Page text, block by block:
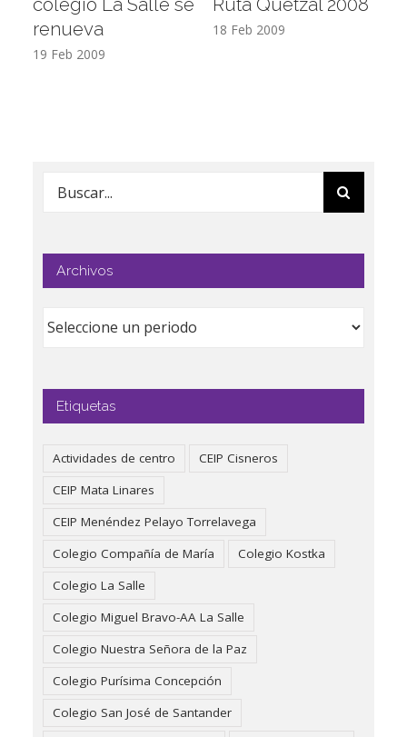
colegio La Salle se
renueva
19 Feb 2009
Ruta Quetzal 2008
18 Feb 2009
Buscar:
Archivos
Etiquetas
Actividades de centro
CEIP Cisneros
CEIP Mata Linares
CEIP Menéndez Pelayo Torrelavega
Colegio Compañía de María
Colegio Kostka
Colegio La Salle
Colegio Miguel Bravo-AA La Salle
Colegio Nuestra Señora de la Paz
Colegio Purísima Concepción
Colegio San José de Santander